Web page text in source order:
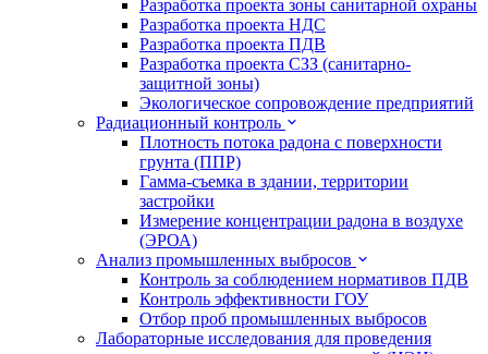
Разработка проекта зоны санитарной охраны
Разработка проекта НДС
Разработка проекта ПДВ
Разработка проекта СЗЗ (санитарно-
защитной зоны)
Экологическое сопровождение предприятий
Радиационный контроль
Плотность потока радона с поверхности
грунта (ППР)
Гамма-съемка в здании, территории
застройки
Измерение концентрации радона в воздухе
(ЭРОА)
Анализ промышленных выбросов
Контроль за соблюдением нормативов ПДВ
Контроль эффективности ГОУ
Отбор проб промышленных выбросов
Лабораторные исследования для проведения